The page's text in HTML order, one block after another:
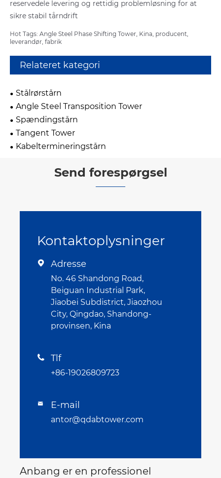
reservedele levering og rettidig problemløsning for at
sikre stabil tårndrift
Hot Tags: Angle Steel Phase Shifting Tower, Kina, producent,
leverandør, fabrik
Relateret kategori
Stålrørstårn
Angle Steel Transposition Tower
Spændingstårn
Tangent Tower
Kabeltermineringstårn
Send forespørgsel
Kontaktoplysninger
 Adresse
No. 46 Shandong Road,
Beiguan Industrial Park,
Jiaobei Subdistrict, Jiaozhou
City, Qingdao, Shandong-
provinsen, Kina
 Tlf
+86-19026809723
 E-mail
antor@qdabtower.com
Anbang er en professionel